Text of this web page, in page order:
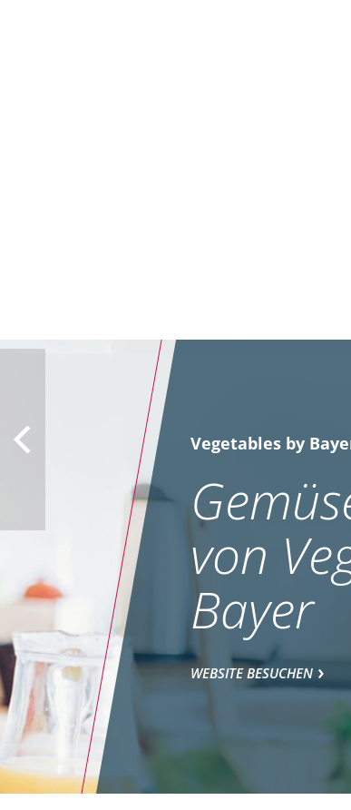
Vegetables by
von
Bayer
WEBSITE BESUCHEN